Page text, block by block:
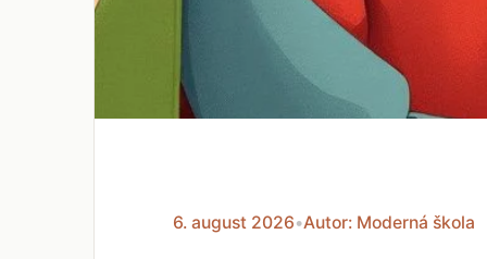
6. august 2026•Autor: Moderná škola